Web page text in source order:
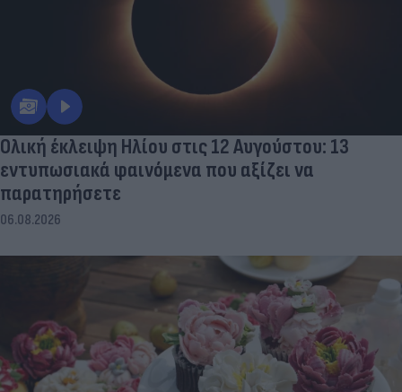
Ολική έκλειψη Ηλίου στις 12 Αυγούστου: 13
εντυπωσιακά φαινόμενα που αξίζει να
παρατηρήσετε
06.08.2026